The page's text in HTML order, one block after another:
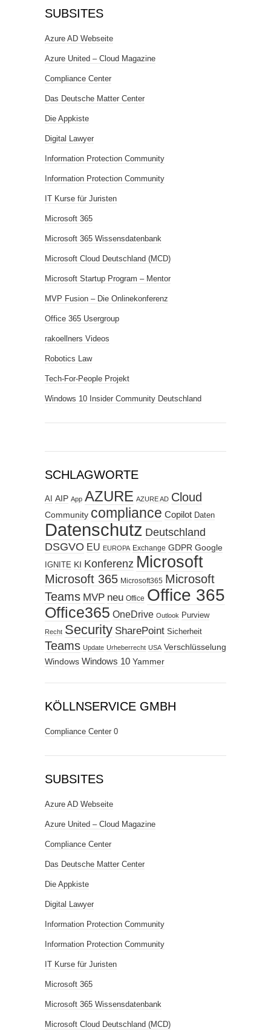
SUBSITES
Azure AD Webseite
Azure United – Cloud Magazine
Compliance Center
Das Deutsche Matter Center
Die Appkiste
Digital Lawyer
Information Protection Community
Information Protection Community
IT Kurse für Juristen
Microsoft 365
Microsoft 365 Wissensdatenbank
Microsoft Cloud Deutschland (MCD)
Microsoft Startup Program – Mentor
MVP Fusion – Die Onlinekonferenz
Office 365 Usergroup
rakoellners Videos
Robotics Law
Tech-For-People Projekt
Windows 10 Insider Community Deutschland
SCHLAGWORTE
AI AIP App AZURE AZURE AD Cloud
Community compliance Copilot Daten
Datenschutz Deutschland
DSGVO EU EUROPA Exchange GDPR Google
IGNITE KI Konferenz Microsoft
Microsoft 365 Microsoft365 Microsoft
Teams MVP neu Office Office 365
Office365 OneDrive Outlook Purview
Recht Security SharePoint Sicherheit
Teams Update Urheberrecht USA Verschlüsselung
Windows Windows 10 Yammer
KÖLLNSERVICE GMBH
Compliance Center 0
SUBSITES
Azure AD Webseite
Azure United – Cloud Magazine
Compliance Center
Das Deutsche Matter Center
Die Appkiste
Digital Lawyer
Information Protection Community
Information Protection Community
IT Kurse für Juristen
Microsoft 365
Microsoft 365 Wissensdatenbank
Microsoft Cloud Deutschland (MCD)